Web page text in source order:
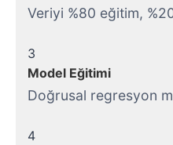
Veriyi %80 eğitim,
3
Model Eğitimi
Doğrusal regresyon
4